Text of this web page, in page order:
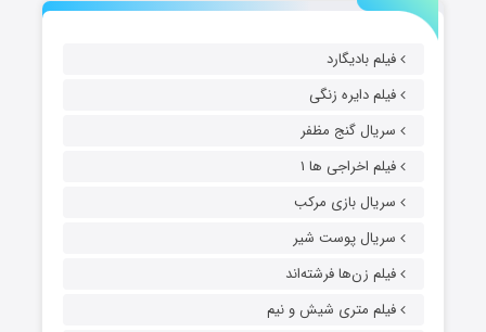
فیلم بادیگارد
فیلم دایره زنگی
سریال گنج مظفر
فیلم اخراجی ها ۱
سریال بازی مرکب
سریال پوست شیر
فیلم زن‌ها فرشته‌اند
فیلم متری شیش و نیم